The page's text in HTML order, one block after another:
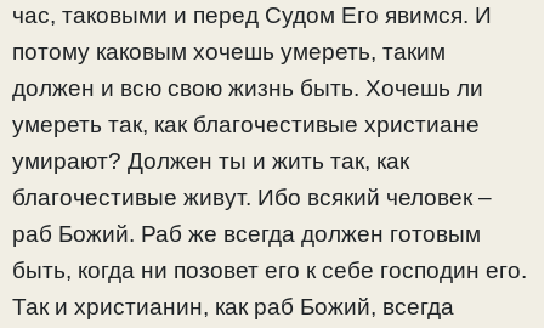
час, таковыми и перед Судом Его явимся. И
потому каковым хочешь умереть, таким
должен и всю свою жизнь быть. Хочешь ли
умереть так, как благочестивые христиане
умирают? Должен ты и жить так, как
благочестивые живут. Ибо всякий человек –
раб Божий. Раб же всегда должен готовым
быть, когда ни позовет его к себе господин его.
Так и христианин, как раб Божий, всегда